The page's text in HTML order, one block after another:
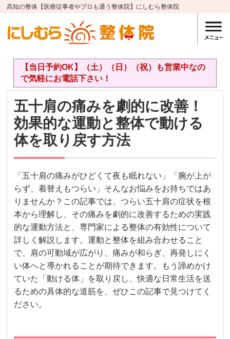
高知の整体【医療従事者やプロも通う整体院】にしむら整体院
【当日予約OK】（土）（日）（祝）も営業中なの
で気軽にお電話下さい！
五十肩の痛みを劇的に改善！
効果的な運動と整体で動ける
体を取り戻す方法
「五十肩の痛みがひどくて夜も眠れない」「腕が上が
らず、着替えもつらい」そんなお悩みをお持ちではあ
りませんか？この記事では、つらい五十肩の症状を根
本から理解し、その痛みを劇的に改善するための実践
的な運動方法と、専門家による整体の有効性について
詳しく解説します。運動と整体を組み合わせること
で、肩の可動域が広がり、痛みが和らぎ、再発しにく
い体へと導かれることが期待できます。もう諦めかけ
ていた「動ける体」を取り戻し、快適な日常生活を送
るための具体的な道筋を、ぜひこの記事で見つけてく
ださい。